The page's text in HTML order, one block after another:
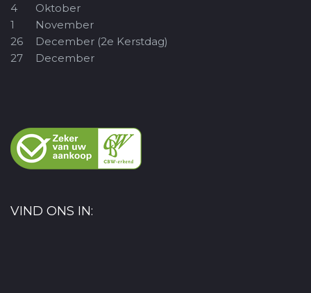
4
Oktober
1
November
26
December (2e Kerstdag)
27
December
VIND ONS IN: